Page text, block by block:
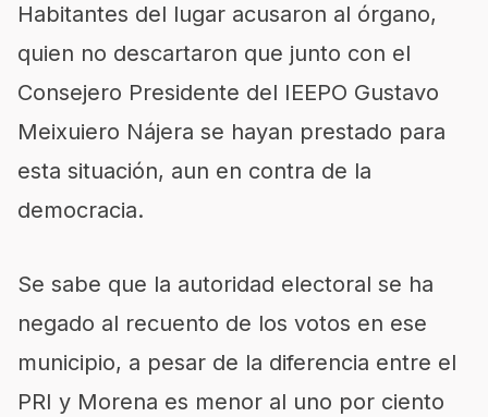
Habitantes del lugar acusaron al órgano,
quien no descartaron que junto con el
Consejero Presidente del IEEPO Gustavo
Meixuiero Nájera se hayan prestado para
esta situación, aun en contra de la
democracia.
Se sabe que la autoridad electoral se ha
negado al recuento de los votos en ese
municipio, a pesar de la diferencia entre el
PRI y Morena es menor al uno por ciento